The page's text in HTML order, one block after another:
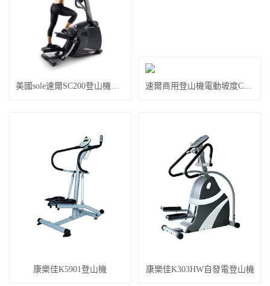
美國sole速爾SC200登山機商用 速爾商用登山機電動坡度CC81
康樂佳K5901登山機 康樂佳K303HW自發電登山機